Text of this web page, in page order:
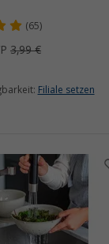
(65)
3,99 €
Filiale setzen